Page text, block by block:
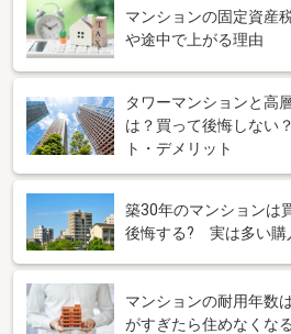
マンションの固定資産
や途中で上がる理由
タワーマンションと高
は？買って後悔しない
ト・デメリット
築30年のマンションは
後悔する? 実は多い購
マンションの耐用年数
がすぎたら住めなくな